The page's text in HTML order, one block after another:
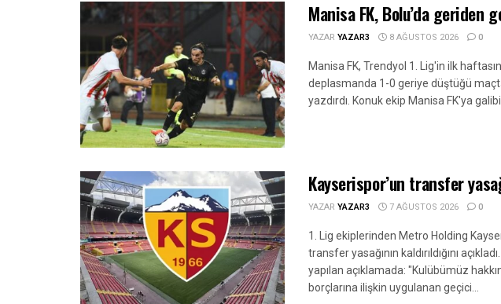
Manisa FK, Bolu’da geriden
YAZAR YAZAR3 8 AĞUSTOS 2026 0
Manisa FK, Trendyol 1. Lig'in ilk
deplasmanda 1-0 geriye düştüğü
yazdırdı. Konuk ekip Manisa FK'ya
Kayserispor’un transfer
YAZAR YAZAR3 7 AĞUSTOS 2026 0
1. Lig ekiplerinden Metro Holding
transfer yasağının kaldırıldığını
yapılan açıklamada: "Kulübümüz
borçlarına ilişkin uygulanan geçici...